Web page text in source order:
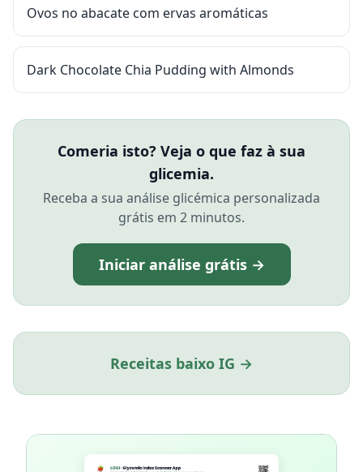
Ovos no abacate com ervas aromáticas
Dark Chocolate Chia Pudding with Almonds
Comeria isto? Veja o que faz à sua
glicemia.
Receba a sua análise glicémica personalizada
grátis em 2 minutos.
Iniciar análise grátis →
Receitas baixo IG →